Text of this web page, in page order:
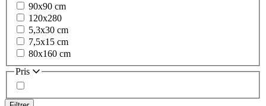
90x90 cm
120x280
5,3x30 cm
7,5x15 cm
80x160 cm
Pris